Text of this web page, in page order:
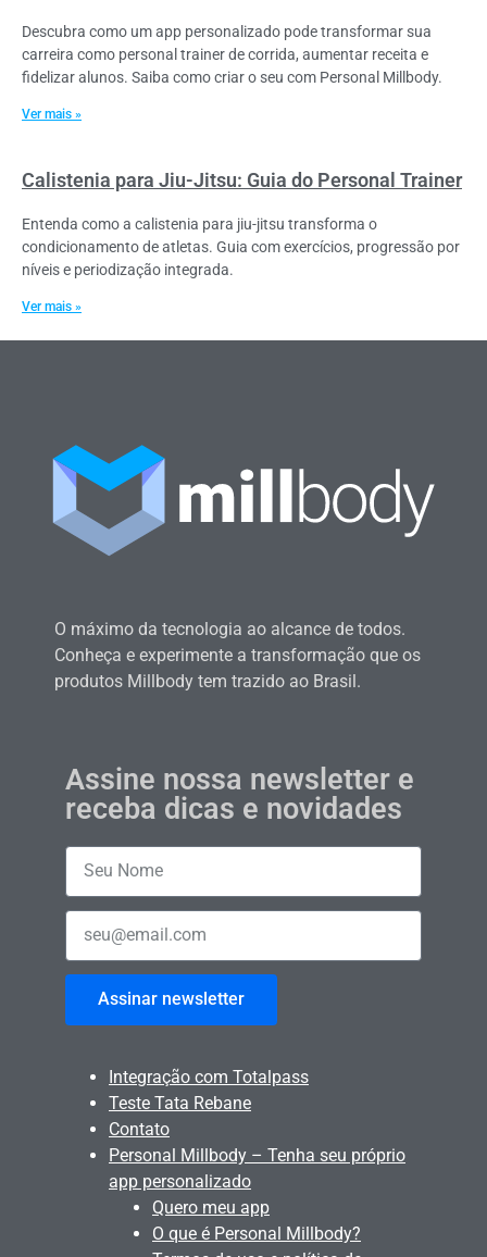
Descubra como um app personalizado pode transformar sua
carreira como personal trainer de corrida, aumentar receita e
fidelizar alunos. Saiba como criar o seu com Personal Millbody.
Ver mais »
Calistenia para Jiu-Jitsu: Guia do Personal Trainer
Entenda como a calistenia para jiu-jitsu transforma o
condicionamento de atletas. Guia com exercícios, progressão por
níveis e periodização integrada.
Ver mais »
O máximo da tecnologia ao alcance de todos.
Conheça e experimente a transformação que os
produtos Millbody tem trazido ao Brasil.
Assine nossa newsletter e
receba dicas e novidades
Assinar newsletter
Integração com Totalpass
Teste Tata Rebane
Contato
Personal Millbody – Tenha seu próprio
app personalizado
Quero meu app
O que é Personal Millbody?